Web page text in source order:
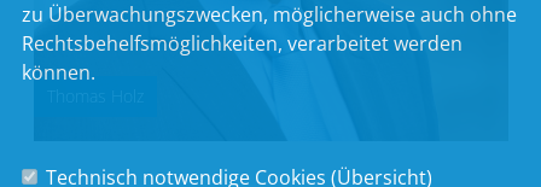
zu Überwachungszwecken, möglicherweise auch ohne
Rechtsbehelfsmöglichkeiten, verarbeitet werden
können.
Technisch notwendige Cookies (Übersicht)